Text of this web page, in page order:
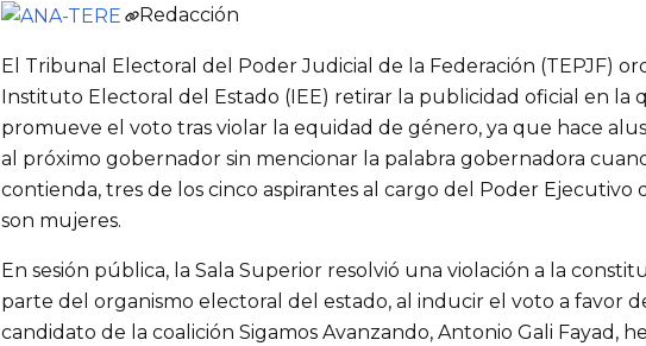
Redacción
El Tribunal Electoral del Poder Judicial de la Federación (TEPJF)
Instituto Electoral del Estado (IEE) retirar la publicidad oficial en la
promueve el voto tras violar la equidad de género, ya que hace
al próximo gobernador sin mencionar la palabra gobernadora
contienda, tres de los cinco aspirantes al cargo del Poder Ejecutivo
son mujeres.
En sesión pública, la Sala Superior resolvió una violación a la
parte del organismo electoral del estado, al inducir el voto a favor
candidato de la coalición Sigamos Avanzando, Antonio Gali Fayad,